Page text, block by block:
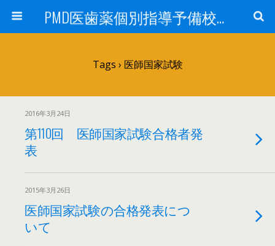
PMD医歯薬個別指導予備校鹿児島校ブログ
Tags › 医師国家試験
2016年3月24日
第110回 医師国家試験合格者発
表
2015年3月26日
医師国家試験の合格発表につ
いて